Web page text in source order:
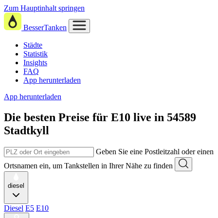
Zum Hauptinhalt springen
BesserTanken
Städte
Statistik
Insights
FAQ
App herunterladen
App herunterladen
Die besten Preise für E10 live in 54589
Stadtkyll
Geben Sie eine Postleitzahl oder einen
Ortsnamen ein, um Tankstellen in Ihrer Nähe zu finden
diesel
Diesel E5 E10